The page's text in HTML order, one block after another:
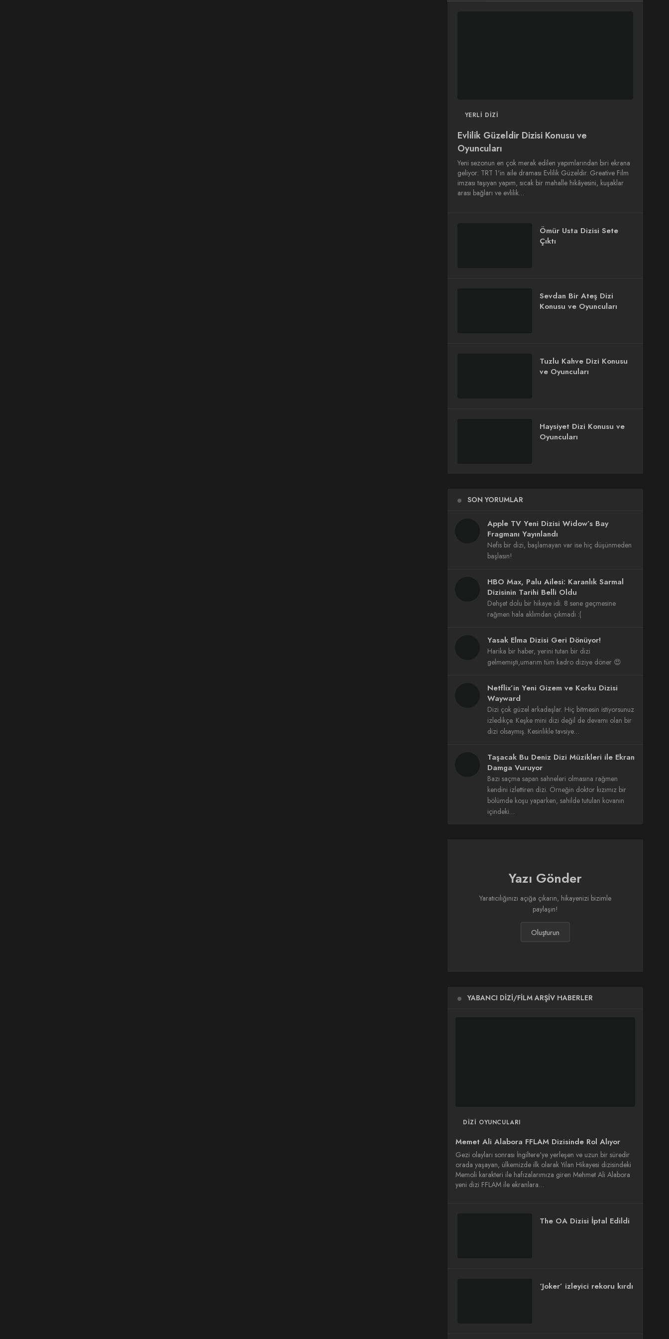
YERLI DIZI
Evlilik Güzeldir Dizisi Konusu ve
Oyuncuları
Yeni sezonun en çok merak edilen yapımlarından biri ekrana
geliyor: TRT 1'in aile draması Evlilik Güzeldir. Greative Film
imzası taşıyan yapım, sıcak bir mahalle hikâyesini, kuşaklar
arası bağları ve evlilik…
Ömür Usta Dizisi Sete
Çıktı
Sevdan Bir Ateş Dizi
Konusu ve Oyuncuları
Tuzlu Kahve Dizi Konusu
ve Oyuncuları
Haysiyet Dizi Konusu ve
Oyuncuları
SON YORUMLAR
Apple TV Yeni Dizisi Widow’s Bay
Fragmanı Yayınlandı
Nefis bir dizi, başlamayan var ise hiç düşünmeden
başlasın!
HBO Max, Palu Ailesi: Karanlık Sarmal
Dizisinin Tarihi Belli Oldu
Dehşet dolu bir hikaye idi. 8 sene geçmesine
rağmen hala aklımdan çıkmadı :(
Yasak Elma Dizisi Geri Dönüyor!
Harika bir haber, yerini tutan bir dizi
gelmemişti,umarım tüm kadro diziye döner 😍
Netflix’in Yeni Gizem ve Korku Dizisi
Wayward
Dizi çok güzel arkadaşlar. Hiç bitmesin istiyorsunuz
izledikçe. Keşke mini dizi değil de devamı olan bir
dizi olsaymış. Kesinlikle tavsiye…
Taşacak Bu Deniz Dizi Müzikleri ile Ekran
Damga Vuruyor
Bazı saçma sapan sahneleri olmasına rağmen
kendini izlettiren dizi. Örneğin doktor kızımız bir
bölümde koşu yaparken, sahilde tutulan kovanın
içindeki…
Yazı Gönder
Yaratıcılığınızı açığa çıkarın, hikayenizi bizimle
paylaşın!
Oluşturun
YABANCI DIZI/FILM ARŞIV HABERLER
DIZI OYUNCULARI
Memet Ali Alabora FFLAM Dizisinde Rol Alıyor
Gezi olayları sonrası İngiltere'ye yerleşen ve uzun bir süredir
orada yaşayan, ülkemizde ilk olarak Yılan Hikayesi dizisindeki
Memoli karakteri ile hafızalarımıza giren Mehmet Ali Alabora
yeni dizi FFLAM ile ekranlara…
The OA Dizisi İptal Edildi
‘Joker’ izleyici rekoru kırdı